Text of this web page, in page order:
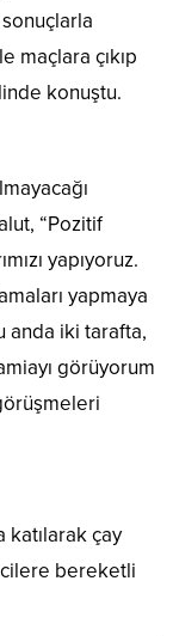
maçlara çıkıp
konuştu.
“Pozitif
yapıyoruz.
yapmaya
anda iki tarafta,
görüyorum
katılarak çay
bereketli